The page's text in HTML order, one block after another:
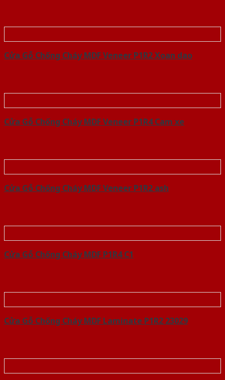
Cửa Gỗ Chống Cháy MDF Veneer P1R2 Xoan dao
Cửa Gỗ Chống Cháy MDF Veneer P1R4 Cam xe
Cửa Gỗ Chống Cháy MDF Veneer P1R2 ash
Cửa Gỗ Chống Cháy MDF P1R4 C1
Cửa Gỗ Chống Cháy MDF Laminate P1R2 23029